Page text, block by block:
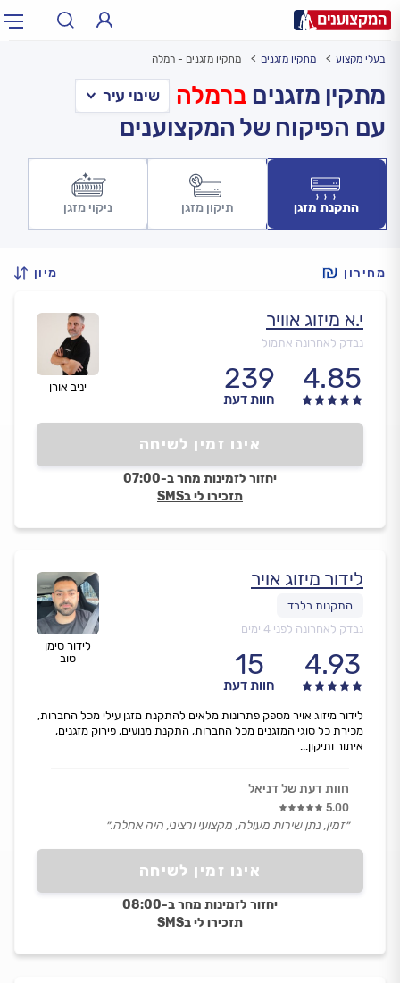
עירעיר: תל אביב, חיפה…
בעלי מקצוע מתקין מזגנים מתקין מזגנים - רמלה
מתקין מזגנים ברמלה
עם הפיקוח של המקצוענים
התקנת מזגן תיקון מזגן ניקוי מזגן
מחירון מיון
יניב אורן
י.א מיזוג אוויר
נבדק לאחרונה אתמול
4.85
239
חוות דעת
אינו זמין לשיחה
יחזור לזמינות מחר ב-07:00
תזכירו לי בSMS
לידור סימן
טוב
לידור מיזוג אויר
נבדק לאחרונה לפני 4 ימים
4.93
15
חוות דעת
אינו זמין לשיחה
יחזור לזמינות מחר ב-08:00
תזכירו לי בSMS
לידור מיזוג אויר מספק פתרונות מלאים להתקנת מזגן עילי מכל החברות,
מכירת כל סוגי המזגנים מכל החברות, התקנת מנועים, פירוק מזגנים,
איתור ותיקון...
חוות דעת של דניאל
5.00
״זמין, נתן שירות מעולה, מקצועי ורציני, היה אחלה.״